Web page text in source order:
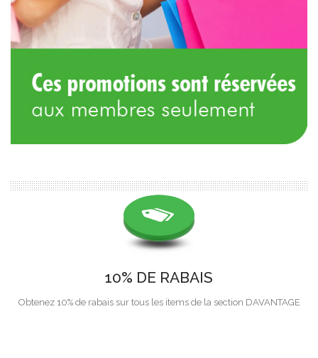
10% DE RABAIS
Obtenez 10% de rabais sur tous les items de la section DAVANTAGE